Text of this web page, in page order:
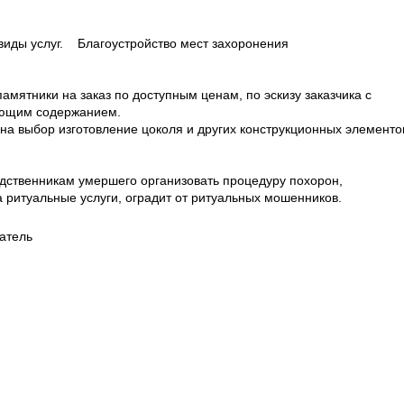
услуг. Благоустройство мест захоронения
на заказ по доступным ценам, по эскизу заказчика с
содержанием.
выбор изготовление цоколя и других конструкционных
умершего организовать процедуру похорон,
услуги, оградит от ритуальных мошенников.